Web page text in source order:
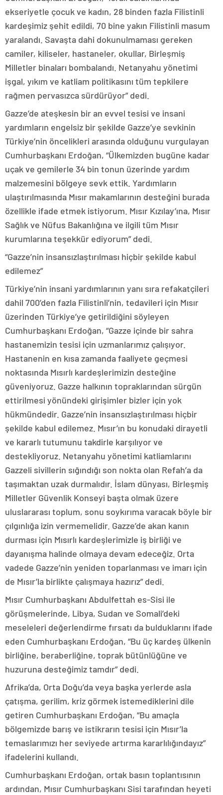
ekseriyetle çocuk ve kadın, 28 binden fazla Filistinli
kardeşimiz şehit edildi, 70 bine yakın Filistinli masum
yaralandı. Savaşta dahi dokunulmaması gereken
camiler, kiliseler, hastaneler, okullar, Birleşmiş
Milletler binaları bombalandı. Netanyahu yönetimi
işgal, yıkım ve katliam politikasını tüm tepkilere
rağmen pervasızca sürdürüyor” dedi.
Gazze’de ateşkesin bir an evvel tesisi ve insani
yardımların engelsiz bir şekilde Gazze’ye sevkinin
Türkiye’nin öncelikleri arasında olduğunu vurgulayan
Cumhurbaşkanı Erdoğan, “Ülkemizden bugüne kadar
uçak ve gemilerle 34 bin tonun üzerinde yardım
malzemesini bölgeye sevk ettik. Yardımların
ulaştırılmasında Mısır makamlarının desteğini burada
özellikle ifade etmek istiyorum. Mısır Kızılay’ına, Mısır
Sağlık ve Nüfus Bakanlığına ve ilgili tüm Mısır
kurumlarına teşekkür ediyorum” dedi.
“Gazze’nin insansızlaştırılması hiçbir şekilde kabul
edilemez”
Türkiye’nin insani yardımlarının yanı sıra refakatçileri
dahil 700’den fazla Filistinli’nin, tedavileri için Mısır
üzerinden Türkiye’ye getirildiğini söyleyen
Cumhurbaşkanı Erdoğan, “Gazze içinde bir sahra
hastanemizin tesisi için uzmanlarımız çalışıyor.
Hastanenin en kısa zamanda faaliyete geçmesi
noktasında Mısırlı kardeşlerimizin desteğine
güveniyoruz. Gazze halkının topraklarından sürgün
ettirilmesi yönündeki girişimler bizler için yok
hükmündedir. Gazze’nin insansızlaştırılması hiçbir
şekilde kabul edilemez. Mısır’ın bu konudaki dirayetli
ve kararlı tutumunu takdirle karşılıyor ve
destekliyoruz. Netanyahu yönetimi katliamlarını
Gazzeli sivillerin sığındığı son nokta olan Refah’a da
taşımaktan uzak durmalıdır. İslam dünyası, Birleşmiş
Milletler Güvenlik Konseyi başta olmak üzere
uluslararası toplum, sonu soykırıma varacak böyle bir
çılgınlığa izin vermemelidir. Gazze’de akan kanın
durması için Mısırlı kardeşlerimizle iş birliği ve
dayanışma halinde olmaya devam edeceğiz. Orta
vadede Gazze’nin yeniden toparlanması ve imarı için
de Mısır’la birlikte çalışmaya hazırız” dedi.
Mısır Cumhurbaşkanı Abdulfettah es-Sisi ile
görüşmelerinde, Libya, Sudan ve Somali’deki
meseleleri değerlendirme fırsatı da bulduklarını ifade
eden Cumhurbaşkanı Erdoğan, “Bu üç kardeş ülkenin
birliğine, beraberliğine, toprak bütünlüğüne ve
huzuruna desteğimiz tamdır” dedi.
Afrika’da, Orta Doğu’da veya başka yerlerde asla
çatışma, gerilim, kriz görmek istemediklerini dile
getiren Cumhurbaşkanı Erdoğan, “Bu amaçla
bölgemizde barış ve istikrarın tesisi için Mısır’la
temaslarımızı her seviyede artırma kararlılığındayız”
ifadelerini kullandı.
Cumhurbaşkanı Erdoğan, ortak basın toplantısının
ardından, Mısır Cumhurbaşkanı Sisi tarafından heyeti